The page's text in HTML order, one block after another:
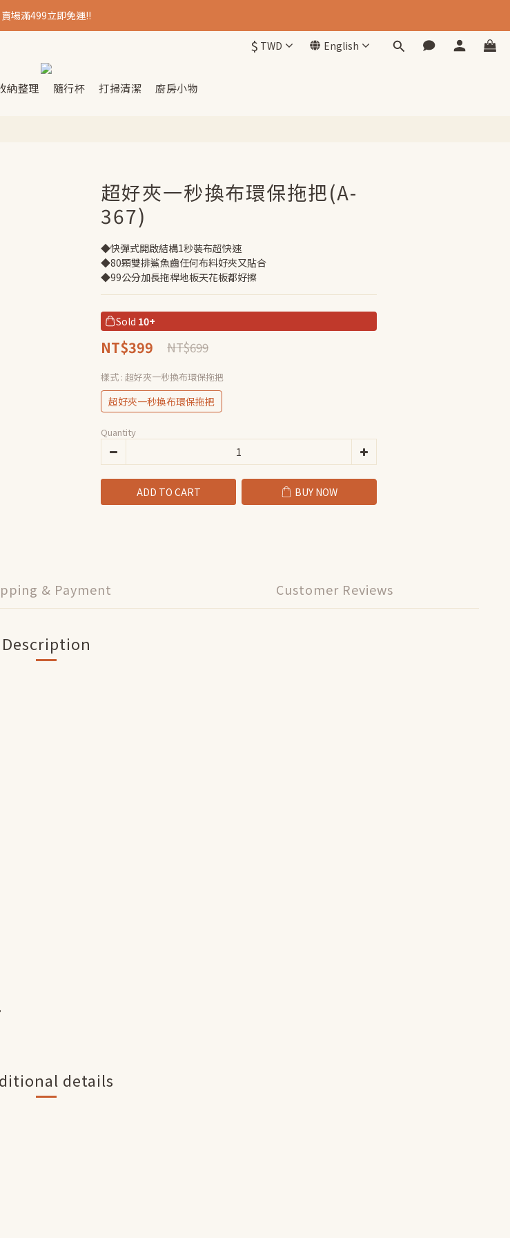
賣場滿499立即免運!!
$ TWD English
納整理 隨行杯 打掃清潔 廚房小物
超好夾一秒換布環保拖把(A-
367)
◆快彈式開啟結構1秒裝布超快速
◆80顆雙排鯊魚齒任何布料好夾又貼合
◆99公分加長拖桿地板天花板都好擦
Sold 10+
NT$399 NT$699
樣式 : 超好夾一秒換布環保拖把
超好夾一秒換布環保拖把
Quantity
ADD TO CART BUY NOW
& Payment Customer Reviews
Description
details
BUY NOW